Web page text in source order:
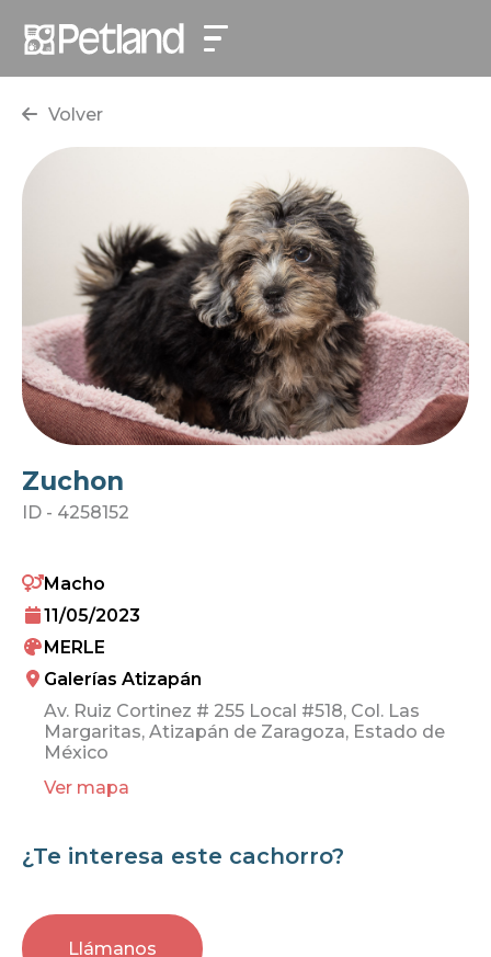
Volver
Zuchon
ID - 4258152
Macho
11/05/2023
MERLE
Galerías Atizapán
Av. Ruiz Cortinez # 255 Local #518, Col. Las
Margaritas, Atizapán de Zaragoza, Estado de
México
Ver mapa
¿Te interesa este cachorro?
Llámanos